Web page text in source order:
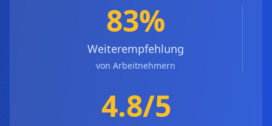
83%
Weiterempfehlung
von Arbeitnehmern
4.8/5